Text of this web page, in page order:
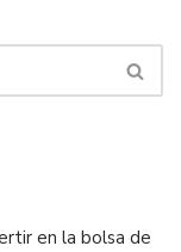
en la bolsa de